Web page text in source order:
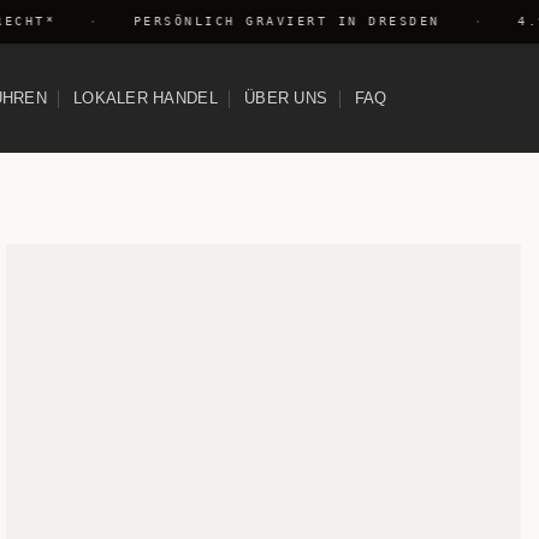
PERSÖNLICH GRAVIERT IN DRESDEN 4.9 /
LOKALER HANDEL ÜBER UNS FAQ